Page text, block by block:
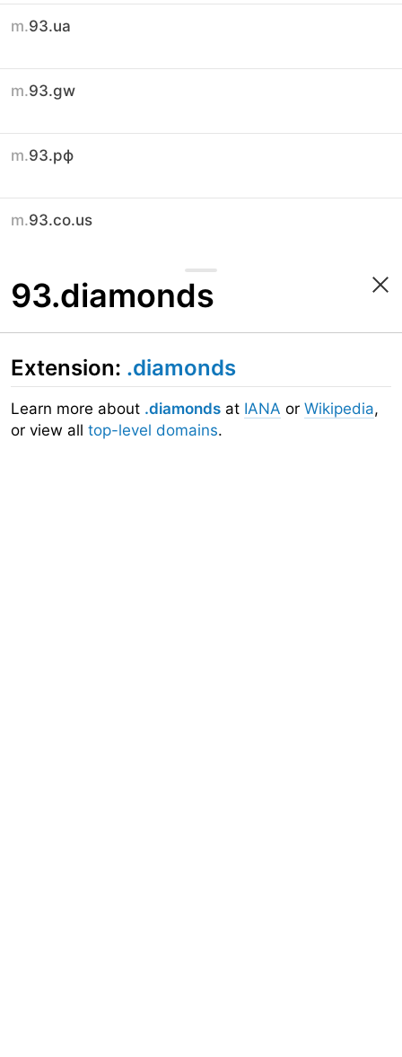
m.93.ua
m.93.gw
m.93.рф
m.93.co.us
93.diamonds
Extension: .diamonds
Learn more about .diamonds at IANA or Wikipedia,
or view all top-level domains.